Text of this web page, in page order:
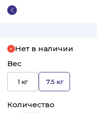
Нет в наличии
Вес
1 кг 7.5 кг
Количество